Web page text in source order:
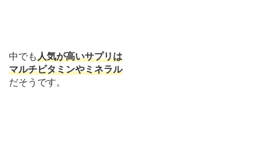
中でも人気が高いサプリは
マルチビタミンやミネラル
だそうです。